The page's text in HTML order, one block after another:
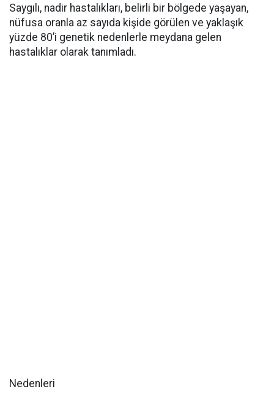
Saygılı, nadir hastalıkları, belirli bir bölgede yaşayan,
nüfusa oranla az sayıda kişide görülen ve yaklaşık
yüzde 80’i genetik nedenlerle meydana gelen
hastalıklar olarak tanımladı.
Nedenleri